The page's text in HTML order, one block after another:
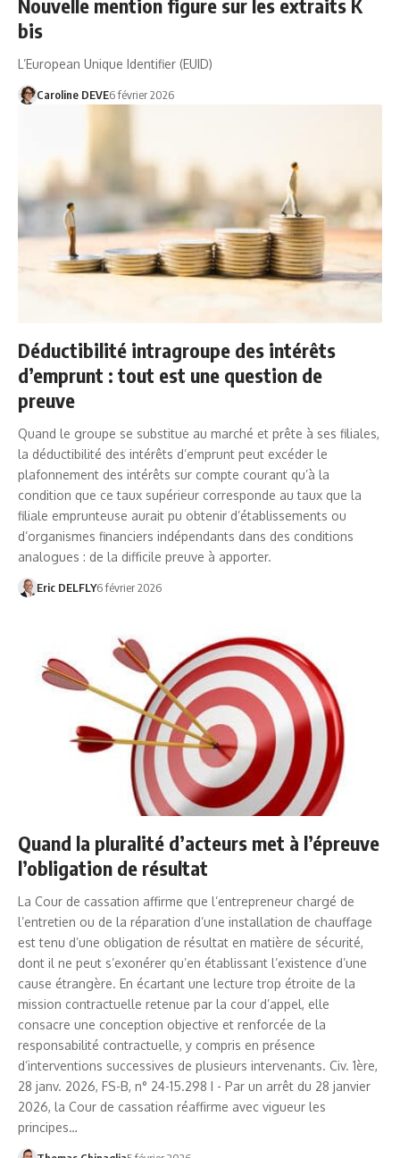
Nouvelle mention figure sur les extraits K
bis
L’European Unique Identifier (EUID)
Caroline DEVE6 février 2026
Déductibilité intragroupe des intérêts
d’emprunt : tout est une question de
preuve
Quand le groupe se substitue au marché et prête à ses filiales,
la déductibilité des intérêts d’emprunt peut excéder le
plafonnement des intérêts sur compte courant qu’à la
condition que ce taux supérieur corresponde au taux que la
filiale emprunteuse aurait pu obtenir d’établissements ou
d’organismes financiers indépendants dans des conditions
analogues : de la difficile preuve à apporter.
Eric DELFLY6 février 2026
Quand la pluralité d’acteurs met à l’épreuve
l’obligation de résultat
La Cour de cassation affirme que l’entrepreneur chargé de
l’entretien ou de la réparation d’une installation de chauffage
est tenu d’une obligation de résultat en matière de sécurité,
dont il ne peut s’exonérer qu’en établissant l’existence d’une
cause étrangère. En écartant une lecture trop étroite de la
mission contractuelle retenue par la cour d’appel, elle
consacre une conception objective et renforcée de la
responsabilité contractuelle, y compris en présence
d’interventions successives de plusieurs intervenants. Civ. 1ère,
28 janv. 2026, FS-B, n° 24-15.298 I - Par un arrêt du 28 janvier
2026, la Cour de cassation réaffirme avec vigueur les
principes…